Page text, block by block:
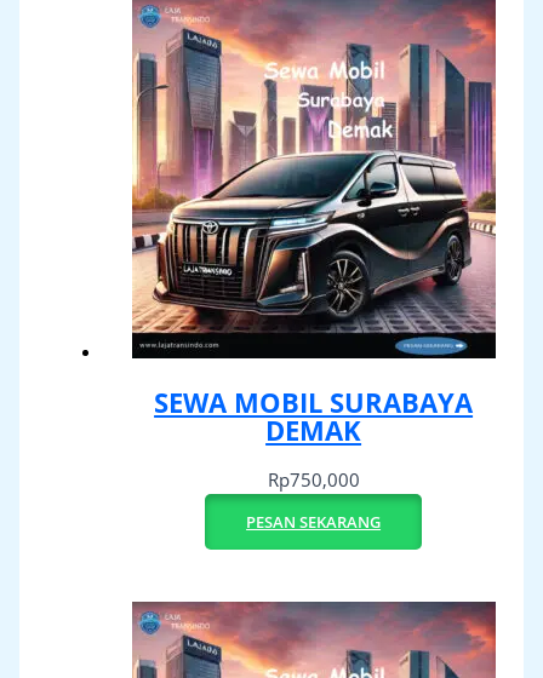
SEWA MOBIL SURABAYA
DEMAK
Rp750,000
PESAN SEKARANG